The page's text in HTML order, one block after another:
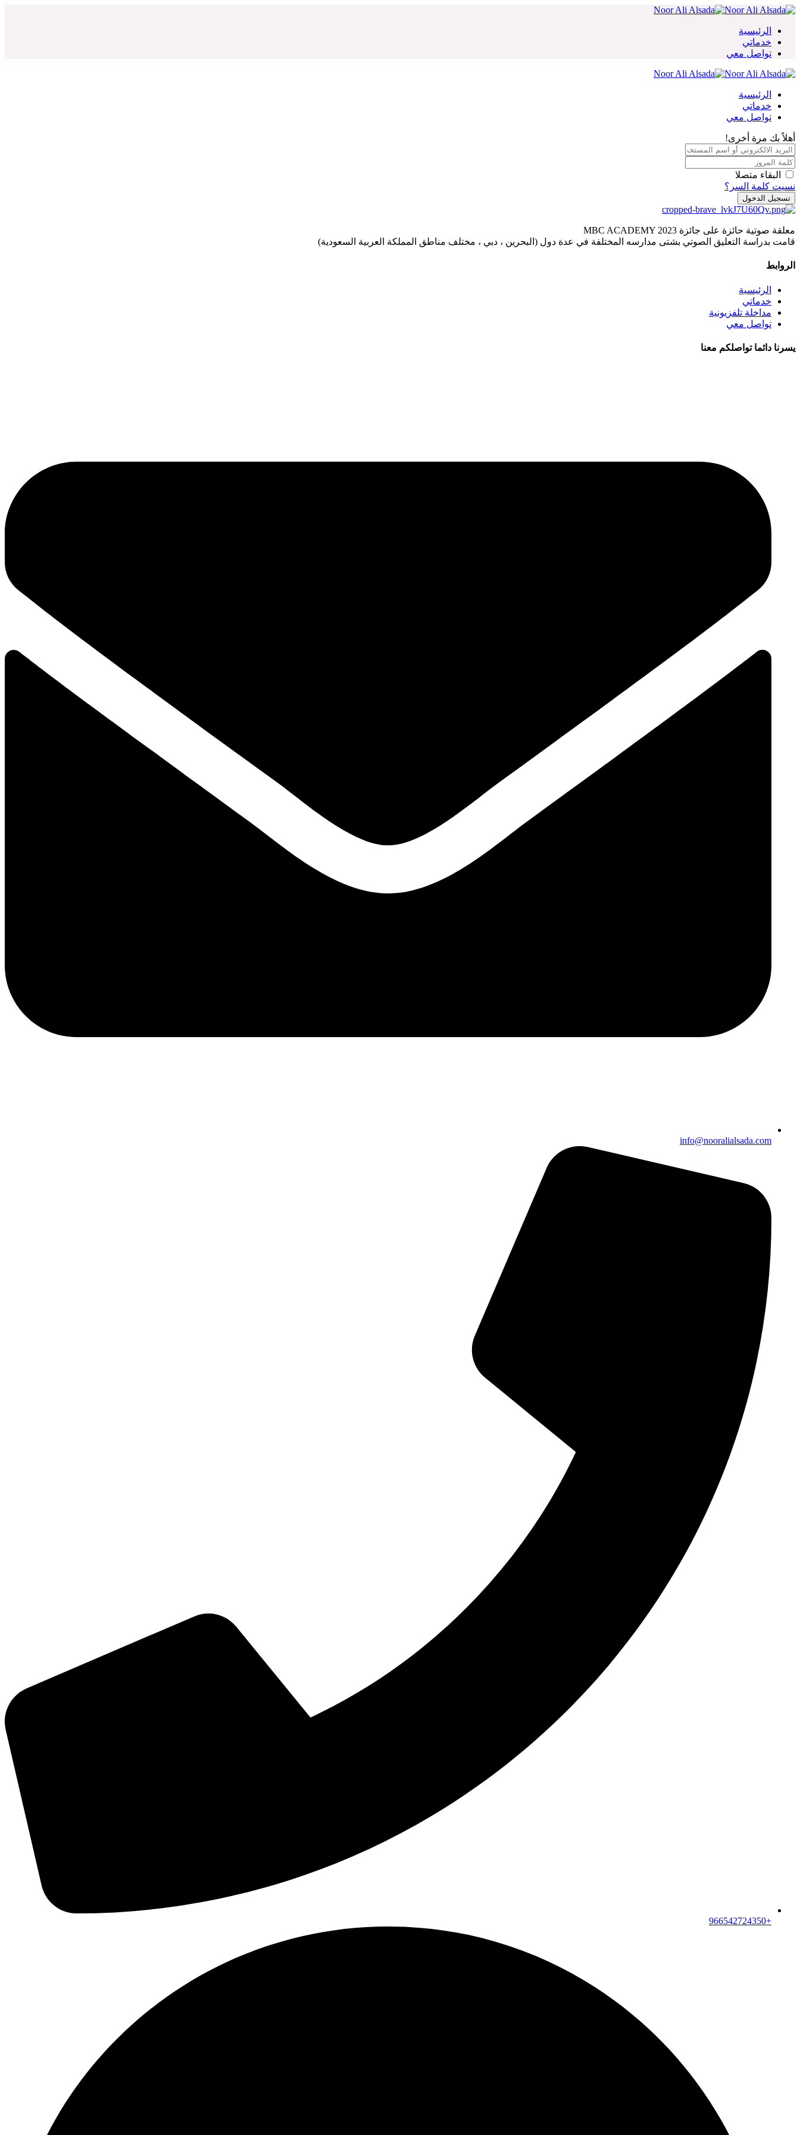
Skip
content الرئيسية
خدماتي
تواصل معي
الرئيسية
خدماتي
تواصل معي
أهلاً بك مرة أخرى!
البقاء متصلا
نسيت كلمة السر؟
تسجيل الدخول
معلقة صوتية حائزة على جائزة MBC ACADEMY 2023
قامت بدراسة التعليق الصوتي بشتى مدارسه المختلفة في عدة دول (البحرين ، دبي ، مختلف مناطق المملكة العربية السعودية)
الروابط
الرئيسية
خدماتي
مداخلة تلفزيونية
تواصل معي
يسرنا دائما تواصلكم معنا
info@nooralialsada.com
+966542724350